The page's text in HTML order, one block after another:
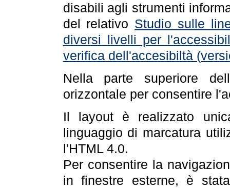
disabili agli strumenti
del relativo Studio sulle
diversi livelli per
verifica dell'accesibiltà
Nella parte superiore
orizzontale per consentire
Il layout è realizzato
linguaggio di marcatura
l'HTML 4.0.
Per consentire la
in finestre esterne, è